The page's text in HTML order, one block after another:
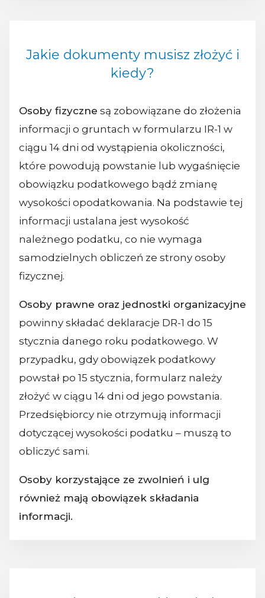
Jakie dokumenty musisz złożyć i
kiedy?
Osoby fizyczne są zobowiązane do złożenia
informacji o gruntach w formularzu IR-1 w
ciągu 14 dni od wystąpienia okoliczności,
które powodują powstanie lub wygaśnięcie
obowiązku podatkowego bądź zmianę
wysokości opodatkowania. Na podstawie tej
informacji ustalana jest wysokość
należnego podatku, co nie wymaga
samodzielnych obliczeń ze strony osoby
fizycznej.
Osoby prawne oraz jednostki organizacyjne
powinny składać deklaracje DR-1 do 15
stycznia danego roku podatkowego. W
przypadku, gdy obowiązek podatkowy
powstał po 15 stycznia, formularz należy
złożyć w ciągu 14 dni od jego powstania.
Przedsiębiorcy nie otrzymują informacji
dotyczącej wysokości podatku – muszą to
obliczyć sami.
Osoby korzystające ze zwolnień i ulg
również mają obowiązek składania
informacji.